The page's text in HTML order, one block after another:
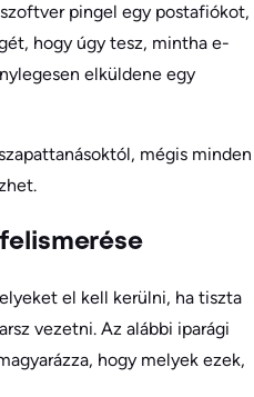
pingel egy postafiókot,
hogy úgy tesz, mintha e-
elküldene egy
mégis minden
el kell kerülni, ha tiszta
vezetni. Az alábbi iparági
hogy melyek ezek,